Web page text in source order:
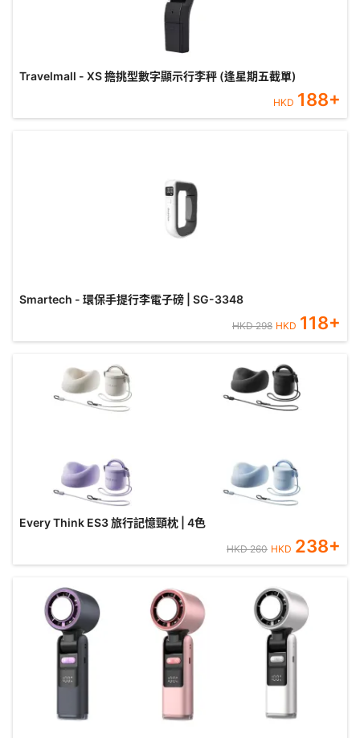
Travelmall - XS 擔挑型數字顯示行李秤 (逢星期五截單)
HKD 188+
Smartech - 環保手提行李電子磅 | SG-3348
HKD298 HKD 118+
Every Think ES3 旅行記憶頸枕 | 4色
HKD260 HKD 238+